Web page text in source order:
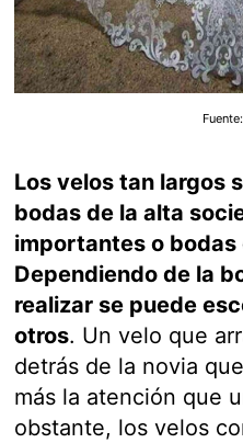
Los velos tan largos
bodas de la alta
importantes o
Dependiendo de la
realizar se puede
otros. Un velo que
detrás de la novia
más la atención que
obstante, los velos